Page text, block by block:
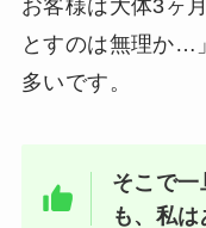
お客様は大体3ヶ
とすのは無理か…
多いです。
そこで一
も、私は